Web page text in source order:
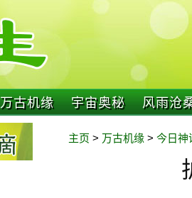
万古机缘 宇宙奥秘 风雨沧
主页 > 万古机缘 > 今日神